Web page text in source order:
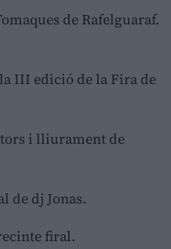
de Rafelguaraf.
III edició de la Fira de
i lliurament de
de dj Jonas.
firal.